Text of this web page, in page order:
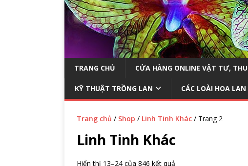
TRANG CHỦ CỬA HÀNG ONLINE VẬT TƯ,
KỸ THUẬT TRỒNG LAN CÁC LOÀI HOA LAN
Trang chủ / Shop / Linh Tinh Khác / Trang 2
Linh Tinh Khác
Hiển thị 13–24 của 846 kết quả